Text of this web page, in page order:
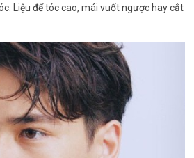
Liệu để tóc cao, mái vuốt ngược hay cắt